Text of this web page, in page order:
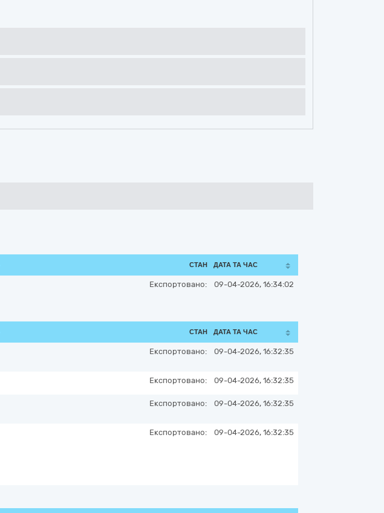
СТАН ДАТА ТА ЧАС
Експортовано: 09-04-2026, 16:34:02
СТАН ДАТА ТА ЧАС
Експортовано: 09-04-2026, 16:32:35
Експортовано: 09-04-2026, 16:32:35
Експортовано: 09-04-2026, 16:32:35
Експортовано: 09-04-2026, 16:32:35